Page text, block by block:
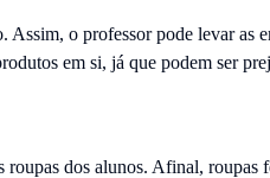
Assim, o professor pode levar as
em si, já que podem ser
roupas dos alunos. Afinal, roupas